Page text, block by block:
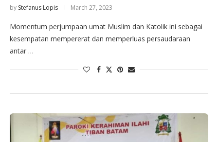
by Stefanus Lopis March 27, 2023
Momentum perjumpaan umat Muslim dan Katolik ini sebagai
kesempatan mempererat dan memperluas persaudaraan
antar …